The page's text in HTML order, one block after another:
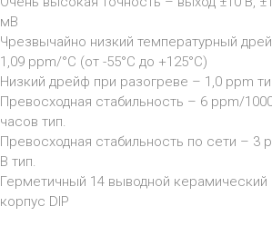
мВ
Чрезвычайно низкий температурный
1,09 ppm/°C (от -55°C до +125°C)
Низкий дрейф при разогреве – 1,0 ppm
Превосходная стабильность – 6 ppm/
часов тип.
Превосходная стабильность по сети – 3
В тип.
Герметичный 14 выводной керамический
корпус DIP